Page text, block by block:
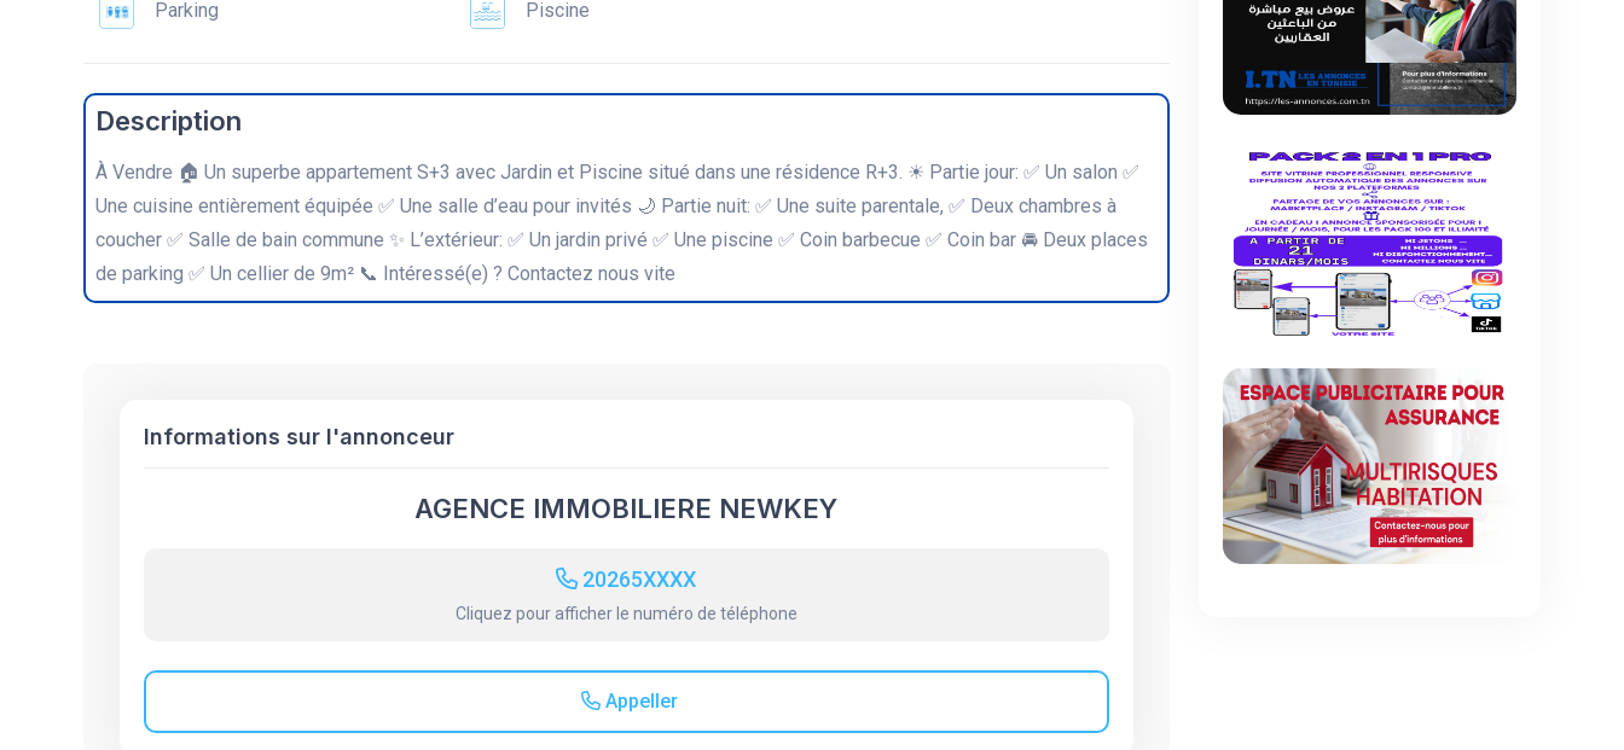
Parking Piscine
Description
À Vendre 🏠 Un superbe appartement S+3 avec Jardin et Piscine situé dans une résidence R+3. ☀ Partie jour: ✅ Un salon ✅
Une cuisine entièrement équipée ✅ Une salle d’eau pour invités 🌙 Partie nuit: ✅ Une suite parentale, ✅ Deux chambres à
coucher ✅ Salle de bain commune ✨ L’extérieur: ✅ Un jardin privé ✅ Une piscine ✅ Coin barbecue ✅ Coin bar 🚘 Deux places
de parking ✅ Un cellier de 9m² 📞 Intéressé(e) ? Contactez nous vite
Informations sur l'annonceur
AGENCE IMMOBILIERE NEWKEY
20265XXXX
Cliquez pour afficher le numéro de téléphone
Appeller